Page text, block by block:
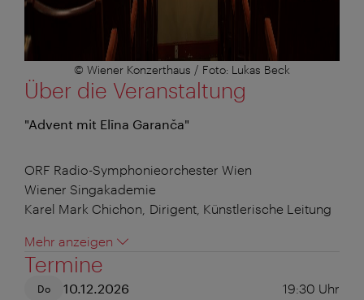
© Wiener Konzerthaus / Foto: Lukas Beck
Über die Veranstaltung
"Advent mit Elīna Garanča"
ORF Radio-Symphonieorchester Wien
Wiener Singakademie
Karel Mark Chichon, Dirigent, Künstlerische Leitung
Mehr anzeigen
Termine
Do 10.12.2026 19:30 Uhr